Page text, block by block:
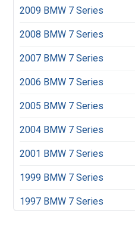
2009 BMW 7 Series
2008 BMW 7 Series
2007 BMW 7 Series
2006 BMW 7 Series
2005 BMW 7 Series
2004 BMW 7 Series
2001 BMW 7 Series
1999 BMW 7 Series
1997 BMW 7 Series